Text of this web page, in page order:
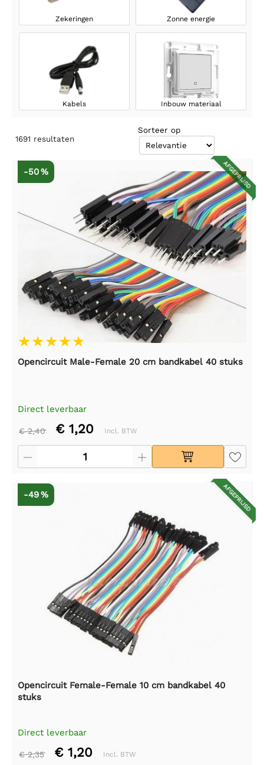
Zekeringen Zonne energie
Kabels Inbouw materiaal
1691 resultaten
Sorteer op
AFGEPRIJSD
-50 %
Opencircuit Male-Female 20 cm bandkabel 40 stuks
Direct leverbaar
€ 2,40 € 1,20 Incl. BTW
AFGEPRIJSD
-49 %
Opencircuit Female-Female 10 cm bandkabel 40
stuks
Direct leverbaar
€ 2,35 € 1,20 Incl. BTW